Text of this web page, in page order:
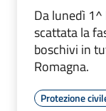
Da lunedì
scattata la
boschivi in
Romagna.
Protezione